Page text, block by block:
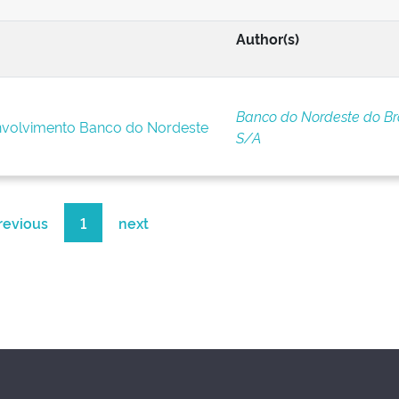
Author(s)
Banco do Nordeste
Banco do Nordeste do
S/A
1 next